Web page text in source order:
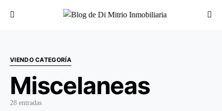
Buscar por:
VIENDO CATEGORÍA
Miscelaneas
28 entradas